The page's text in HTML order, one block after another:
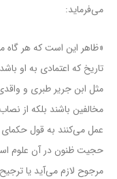
می‌فرماید:
«ظاهر این است که هر گاه
تاریخ که اعتمادی به او
مثل ابن جریر طبری و
مخالفین باشند بلکه از
عمل می‌کنند به قول
حجیت ظنون در آن علوم
مرجوح لازم می‌آید یا